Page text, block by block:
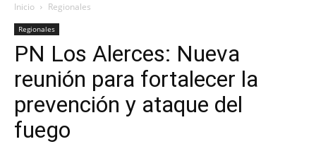
Portada
Inicio Regionales
Regionales
PN Los Alerces: Nueva
reunión para fortalecer la
prevención y ataque del
fuego